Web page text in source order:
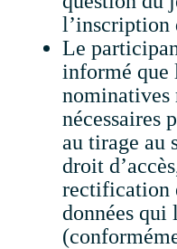
l’inscription
Le
informé que
nominatives
nécessaires
au tirage au
droit
rectification
données qui